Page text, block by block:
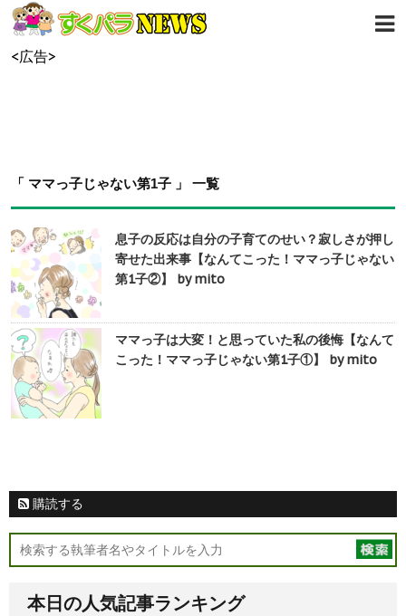
<広告>
「 ママっ子じゃない第1子 」 一覧
息子の反応は自分の子育てのせい？寂しさが押し
寄せた出来事【なんてこった！ママっ子じゃない
第1子②】 by mito
ママっ子は大変！と思っていた私の後悔【なんて
こった！ママっ子じゃない第1子①】 by mito
購読する
本日の人気記事ランキング